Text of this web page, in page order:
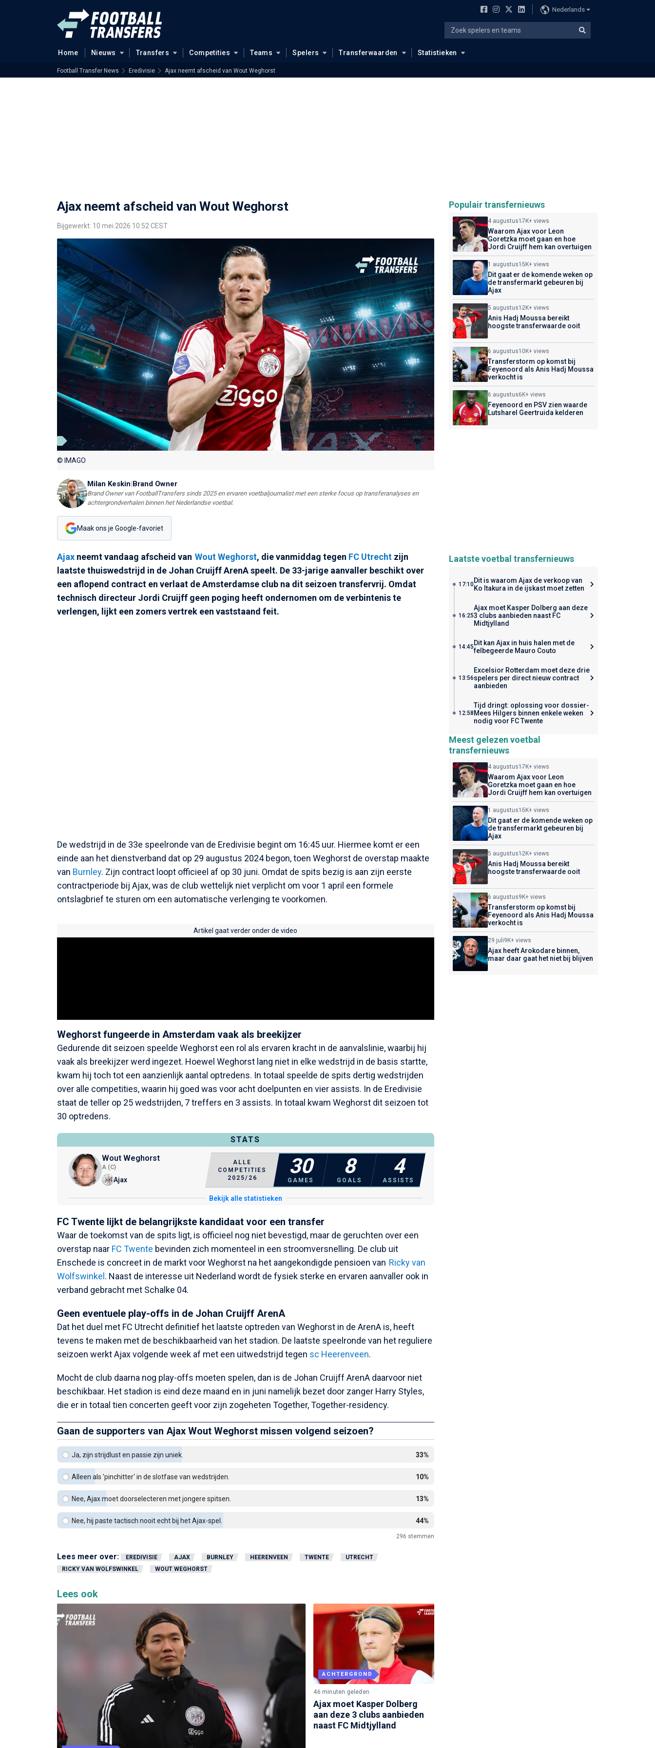
Nederlands
Home Nieuws Transfers Competities Teams Spelers Transferwaarden Statistieken
Football Transfer News Eredivisie Ajax neemt afscheid van Wout Weghorst
Ajax neemt afscheid van Wout Weghorst
Bijgewerkt: 10 mei 2026 10:52 CEST
© IMAGO
Milan Keskin|Brand Owner
Brand Owner van FootballTransfers sinds 2025 en ervaren voetbaljournalist met een sterke focus op transferanalyses en
achtergrondverhalen binnen het Nederlandse voetbal.
Maak ons je Google-favoriet
Ajax neemt vandaag afscheid van Wout Weghorst, die vanmiddag tegen FC Utrechtzijn
laatste thuiswedstrijd in de Johan Cruijff ArenA speelt. De 33-jarige aanvaller beschikt over
een aflopend contract en verlaat de Amsterdamse club na dit seizoen transfervrij. Omdat
technisch directeur Jordi Cruijff geen poging heeft ondernomen om de verbintenis te
verlengen, lijkt een zomers vertrek een vaststaand feit.
De wedstrijd in de 33e speelronde van de Eredivisie begint om 16:45 uur. Hiermee komt er een
einde aan het dienstverband dat op 29 augustus 2024 begon, toen Weghorst de overstap maakte
van Burnley. Zijn contract loopt officieel af op 30 juni. Omdat de spits bezig is aan zijn eerste
contractperiode bij Ajax, was de club wettelijk niet verplicht om voor 1 april een formele
ontslagbrief te sturen om een automatische verlenging te voorkomen.
Artikel gaat verder onder de video
Weghorst fungeerde in Amsterdam vaak als breekijzer
Gedurende dit seizoen speelde Weghorst een rol als ervaren kracht in de aanvalslinie, waarbij hij
vaak als breekijzer werd ingezet. Hoewel Weghorst lang niet in elke wedstrijd in de basis startte,
kwam hij toch tot een aanzienlijk aantal optredens. In totaal speelde de spits dertig wedstrijden
over alle competities, waarin hij goed was voor acht doelpunten en vier assists. In de Eredivisie
staat de teller op 25 wedstrijden, 7 treffers en 3 assists. In totaal kwam Weghorst dit seizoen tot
30 optredens.
STATS
Wout Weghorst
A (C)
Ajax
ALLE
COMPETITIES
2025/26
30
GAMES
8
GOALS
4
ASSISTS
Bekijk alle statistieken
FC Twente lijkt de belangrijkste kandidaat voor een transfer
Waar de toekomst van de spits ligt, is officieel nog niet bevestigd, maar de geruchten over een
overstap naar FC Twente bevinden zich momenteel in een stroomversnelling. De club uit
Enschede is concreet in de markt voor Weghorst na het aangekondigde pensioen van Ricky van
Wolfswinkel . Naast de interesse uit Nederland wordt de fysiek sterke en ervaren aanvaller ook in
verband gebracht met Schalke 04.
Geen eventuele play-offs in de Johan Cruijff ArenA
Dat het duel met FC Utrecht definitief het laatste optreden van Weghorst in de ArenA is, heeft
tevens te maken met de beschikbaarheid van het stadion. De laatste speelronde van het reguliere
seizoen werkt Ajax volgende week af met een uitwedstrijd tegen sc Heerenveen.
Mocht de club daarna nog play-offs moeten spelen, dan is de Johan Cruijff ArenA daarvoor niet
beschikbaar. Het stadion is eind deze maand en in juni namelijk bezet door zanger Harry Styles,
die er in totaal tien concerten geeft voor zijn zogeheten Together, Together-residency.
Gaan de supporters van Ajax Wout Weghorst missen volgend seizoen?
Ja, zijn strijdlust en passie zijn uniek. 33%
Alleen als 'pinchitter' in de slotfase van wedstrijden. 10%
Nee, Ajax moet doorselecteren met jongere spitsen. 13%
Nee, hij paste tactisch nooit echt bij het Ajax-spel. 44%
296 stemmen
Lees meer over: EREDIVISIE AJAX BURNLEY HEERENVEEN TWENTE
UTRECHT
RICKY VAN WOLFSWINKEL
WOUT WEGHORST
Lees ook
ACHTERGROND
46 minuten geleden
Ajax moet Kasper Dolberg
aan deze 3 clubs aanbieden
naast FC Midtjylland
Populair transfernieuws
4 augustus17K+ views
Waarom Ajax voor Leon
Goretzka moet gaan en hoe
Jordi Cruijff hem kan overtuigen
1 augustus15K+ views
Dit gaat er de komende weken op
de transfermarkt gebeuren bij
Ajax
5 augustus12K+ views
Anis Hadj Moussa bereikt
hoogste transferwaarde ooit
6 augustus10K+ views
Transferstorm op komst bij
Feyenoord als Anis Hadj Moussa
verkocht is
6 augustus6K+ views
Feyenoord en PSV zien waarde
Lutsharel Geertruida kelderen
Laatste voetbal transfernieuws
17:10Dit is waarom Ajax de verkoop van
Ko Itakura in de ijskast moet zetten
16:25
Ajax moet Kasper Dolberg aan deze
3 clubs aanbieden naast FC
Midtjylland
14:45 Dit kan Ajax in huis halen met de
felbegeerde Mauro Couto
13:56
Excelsior Rotterdam moet deze drie
spelers per direct nieuw contract
aanbieden
12:58
Tijd dringt: oplossing voor dossier-
Mees Hilgers binnen enkele weken
nodig voor FC Twente
Meest gelezen voetbal
transfernieuws
4 augustus17K+ views
Waarom Ajax voor Leon
Goretzka moet gaan en hoe
Jordi Cruijff hem kan overtuigen
1 augustus15K+ views
Dit gaat er de komende weken op
de transfermarkt gebeuren bij
Ajax
5 augustus12K+ views
Anis Hadj Moussa bereikt
hoogste transferwaarde ooit
6 augustus9K+ views
Transferstorm op komst bij
Feyenoord als Anis Hadj Moussa
verkocht is
29 juli9K+ views
Ajax heeft Arokodare binnen,
maar daar gaat het niet bij blijven